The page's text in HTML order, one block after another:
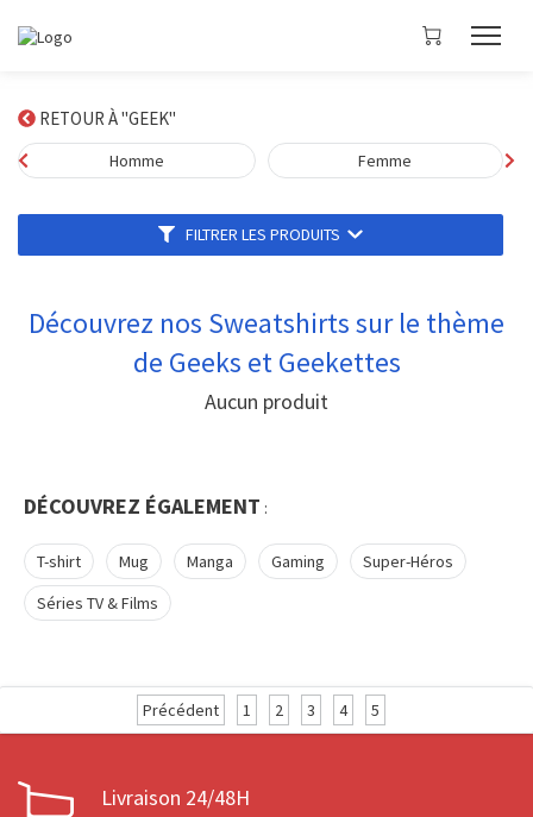
RETOUR À "GEEK"
Homme Femme
FILTRER LES PRODUITS
Découvrez nos Sweatshirts sur le thème
de Geeks et Geekettes
Aucun produit
DÉCOUVREZ ÉGALEMENT :
T-shirt Mug Manga Gaming
Super-Héros
Séries TV & Films
Précédent 1 2 3 4 5
Livraison 24/48H